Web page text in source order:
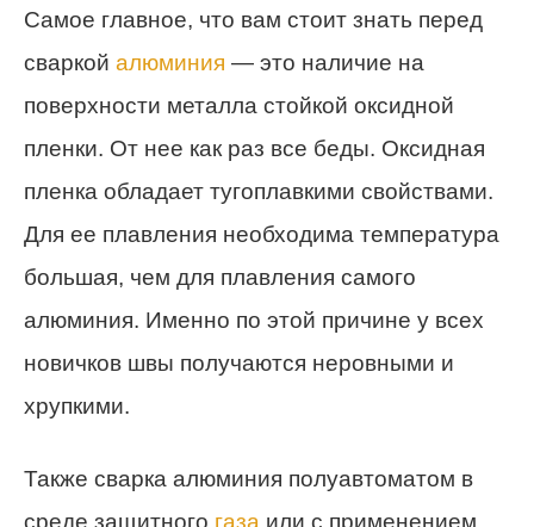
Самое главное, что вам стоит знать перед
сваркой алюминия — это наличие на
поверхности металла стойкой оксидной
пленки. От нее как раз все беды. Оксидная
пленка обладает тугоплавкими свойствами.
Для ее плавления необходима температура
большая, чем для плавления самого
алюминия. Именно по этой причине у всех
новичков швы получаются неровными и
хрупкими.
Также сварка алюминия полуавтоматом в